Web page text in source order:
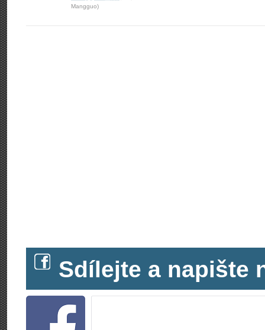
Mangguo)
Sdílejte a napište